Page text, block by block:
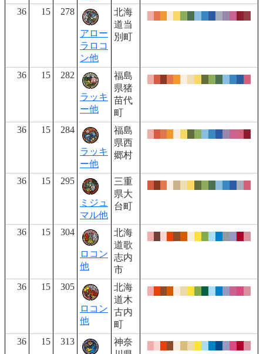
36 15 278
アロー
ラロコ
ン他
北海
道当
別町
36 15 282
ラッキ
ー他
福島
県猪
苗代
町
36
15 284
ラッキ
ー他
福島
県西
郷村
36 15 295
ミジュ
マル他
三重
県大
台町
36 15 304
ロコン
他
北海
道歌
志内
市
36
15 305
ロコン
他
北海
道木
古内
町
36
15 313
神奈